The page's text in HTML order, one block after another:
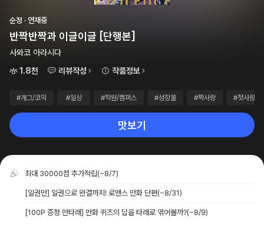
순정 · 연재중
반짝반짝과 이글이글 [단행본]
사와코 아라시다
1.8천
리뷰작성 작품정보
#개그/코믹 #일상 #학원/캠퍼스 #성장물 #짝사랑 #첫사랑
맛보기
최대 30000점 추가적립(~8/7)
[일권만] 일권으로 완결까지! 로맨스 만화 단편(~8/31)
[100P 증정 만타래] 만화 퀴즈의 답을 타래로 엮어볼까?(~8/9)